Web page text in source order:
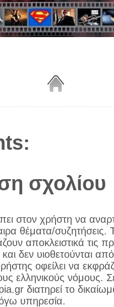
σχολίου
στον χρήστη να
θέματα/συζητήσεις.
αποκλειστικά τις
δεν υιοθετούνται
οφείλει να
ελληνικούς νόμους.
διατηρεί το
υπηρεσία.